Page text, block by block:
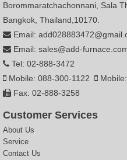
Borommaratchachonnani, Sala
Bangkok, Thailand,10170.
Email:
Email: sales@add-
Tel: 02-888-3472
Mobile: 088-300-1122
Fax: 02-888-3258
Customer Services
About Us
Service
Contact Us